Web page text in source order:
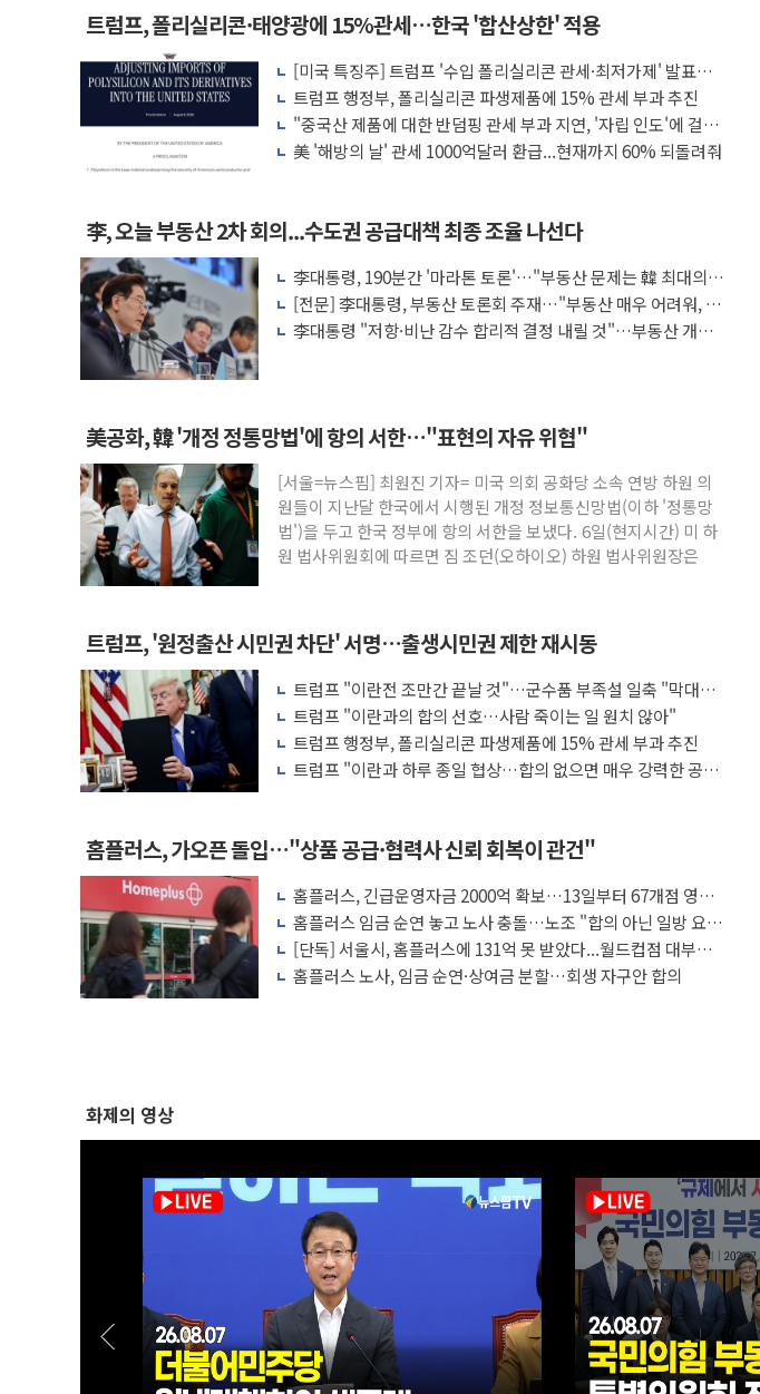
美 민주, 트럼프 측에 200만 달러 건넨 韓기업 조사… "관세 무마용 뇌물 의혹"
지방공기업 경영평가, 서울농수산식품공사 등 20곳 '최우수'...인천환경공단
예천 실종신고 80대 남성 논둑서 숨진 채 발견
"35초마다 중국과 통신"...美보안기업, 중국제 공유기서 '백도어' 발견
한병도 "막말 정치를 좌시하지 않겠다"
AIA그룹, 12년 연속 MDRT 회원 수 세계 1위…국내 회원 34% 증가
[컨콜] 네이버, 멤버십 연계 배송 혜택 강화...새벽 배송 도입 예정
[컨콜] 네이버 AI탭, 올해 안으로 부동산과 건강까지 영역 확장 예정
[특징주] 포스코퓨처엠, LFP 장기공급 합의에 7%대 급등
트럼프, 폴리실리콘·태양광에 15%관세…한국 '합산상한' 적용
[미국 특징주] 트럼프 '수입 폴리실리콘 관세·최저가제' 발표에
퍼스트솔라·T1에너지 급등
트럼프 행정부, 폴리실리콘 파생제품에 15% 관세 부과 추진
"중국산 제품에 대한 반덤핑 관세 부과 지연, '자립 인도'에 걸림
돌"
美 '해방의 날' 관세 1000억달러 환급...현재까지 60% 되돌려줘
李, 오늘 부동산 2차 회의...수도권 공급대책 최종 조율 나선다
李대통령, 190분간 '마라톤 토론'…"부동산 문제는 韓 최대의
과제"
[전문] 李대통령, 부동산 토론회 주재…"부동산 매우 어려워, 최
대한 많은 의견 조정"
李대통령 "저항·비난 감수 합리적 결정 내릴 것"…부동산 개혁
美공화, 韓 '개정 정통망법'에 항의 서한…"표현의 자유 위협"
[서울=뉴스핌] 최원진 기자= 미국 의회 공화당 소속 연방 하원 의
원들이 지난달 한국에서 시행된 개정 정보통신망법(이하 '정통망
법')을 두고 한국 정부에 항의 서한을 보냈다. 6일(현지시간) 미 하
원 법사위원회에 따르면 짐 조던(오하이오) 하원 법사위원장은
트럼프, '원정출산 시민권 차단' 서명…출생시민권 제한 재시동
트럼프 "이란전 조만간 끝날 것"…군수품 부족설 일축 "막대한
무기 보유"
트럼프 "이란과의 합의 선호…사람 죽이는 일 원치 않아"
트럼프 행정부, 폴리실리콘 파생제품에 15% 관세 부과 추진
트럼프 "이란과 하루 종일 협상…합의 없으면 매우 강력한 공
홈플러스, 가오픈 돌입…"상품 공급·협력사 신뢰 회복이 관건"
홈플러스, 긴급운영자금 2000억 확보…13일부터 67개점 영업
재개
홈플러스 임금 순연 놓고 노사 충돌…노조 "합의 아닌 일방 요
청"
[단독] 서울시, 홈플러스에 131억 못 받았다...월드컵점 대부료
등 미납
홈플러스 노사, 임금 순연·상여금 분할…회생 자구안 합의
화제의 영상